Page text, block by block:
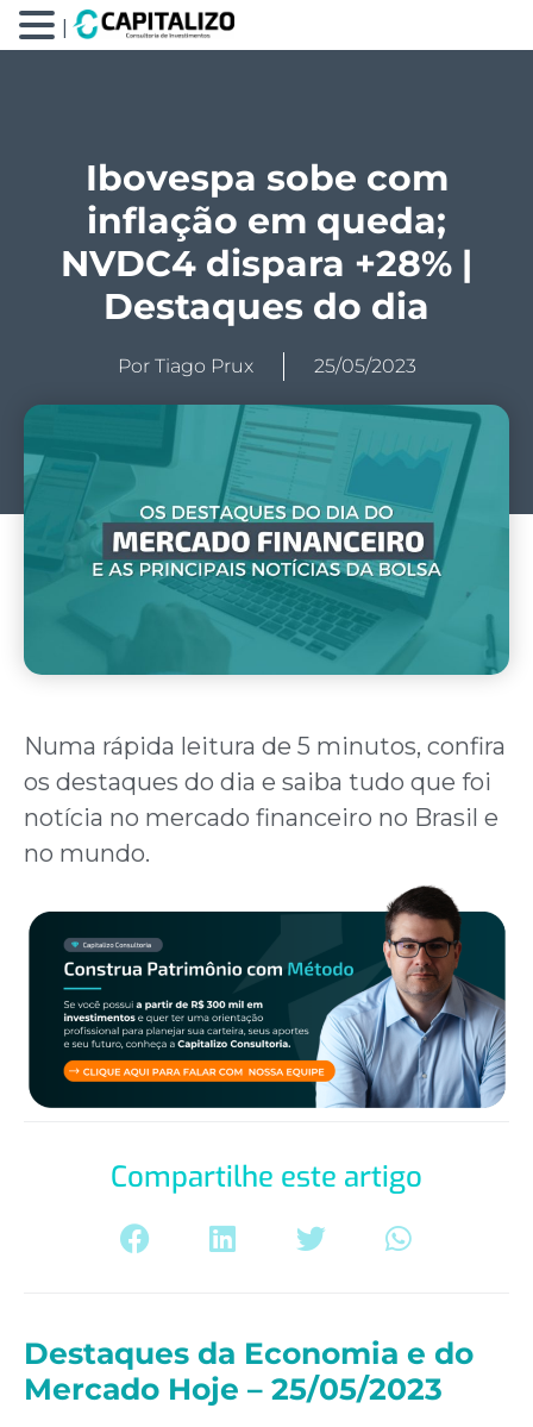
Ibovespa sobe com
inflação em queda;
NVDC4 dispara +28% |
Destaques do dia
Por Tiago Prux 25/05/2023
Numa rápida leitura de 5 minutos, confira
os destaques do dia e saiba tudo que foi
notícia no mercado financeiro no Brasil e
no mundo.
Compartilhe este artigo
Destaques da Economia e do
Mercado Hoje – 25/05/2023